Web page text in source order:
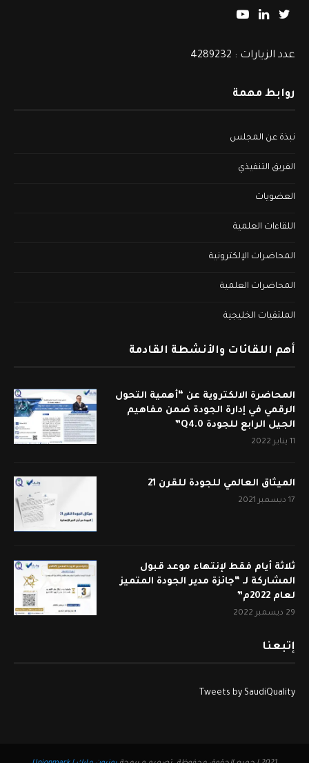
عدد الزيارات : 4289232
روابط مهمة
نبذة عن المجلس
الفريق التنفيذي
العضويات
اللقاءات العلمية
المحاضرات الإلكترونية
المحاضرات العلمية
الملتقيات الخليجية
أهم اللقائات والأنشطة القادمة
المحاضرة الالكتروية عن “أهمية التحول
الرقمي في إدارة الجودة ضمن مفاهيم
الجيل الرابع للجودة Q4.0”
11 يناير 2022
الميثاق العالمي للجودة للقرن 21
17 ديسمبر 2021
ثلاثة أيام فقط لإنتهاء موعد قبول
المشاركة لـ “جائزة مدير الجودة المتميز
لعام 2022م”
29 ديسمبر 2022
إتبعنا
Tweets by SaudiQuality